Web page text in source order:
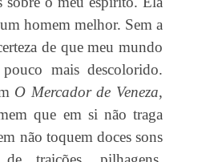
homem melhor. Sem a
de que meu mundo
mais descolorido.
O Mercador de Veneza,
que em si não traga
não toquem doces sons